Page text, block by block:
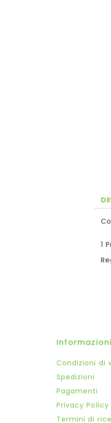
1
Informazioni
Condizioni di
Spedizioni
Pagamenti
Privacy Policy
Termini di